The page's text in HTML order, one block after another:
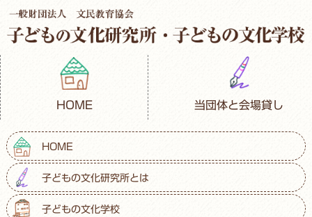
HOME 当団体と会場貸し
HOME
子どもの文化研究所とは
子どもの文化学校